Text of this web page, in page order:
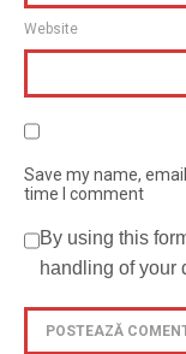
Website
Save my name,
time I comment
By using this
handling of your